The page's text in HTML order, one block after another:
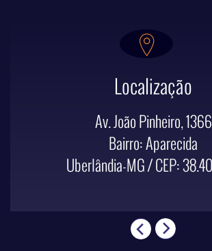
Localização
Av. João Pinheiro, 1366
Bairro: Aparecida
Uberlândia-MG / CEP: